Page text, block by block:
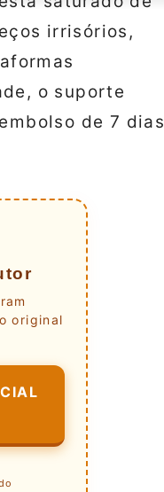
irrisórios,
o suporte
de 7 dias
original